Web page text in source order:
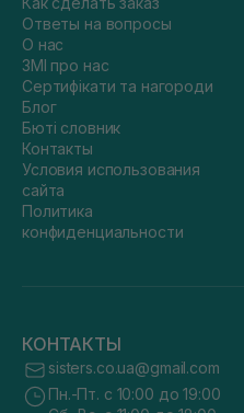
Ответы на вопросы
О нас
ЗМІ про нас
Сертифікати та нагороди
Блог
Бюті словник
Контакты
Условия использования
сайта
Политика
конфиденциальности
КОНТАКТЫ
sisters.co.ua@gmail.com
Пн.-Пт. с 10:00 до 19:00